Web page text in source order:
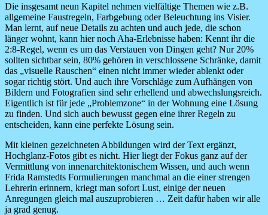
Die insgesamt neun Kapitel nehmen vielfältige Themen wie z.B.
allgemeine Faustregeln, Farbgebung oder Beleuchtung ins Visier.
Man lernt, auf neue Details zu achten und auch jede, die schon
länger wohnt, kann hier noch Aha-Erlebnisse haben: Kennt ihr die
2:8-Regel, wenn es um das Verstauen von Dingen geht? Nur 20%
sollten sichtbar sein, 80% gehören in verschlossene Schränke, damit
das „visuelle Rauschen“ einen nicht immer wieder ablenkt oder
sogar richtig stört. Und auch ihre Vorschläge zum Aufhängen von
Bildern und Fotografien sind sehr erhellend und abwechslungsreich.
Eigentlich ist für jede „Problemzone“ in der Wohnung eine Lösung
zu finden. Und sich auch bewusst gegen eine ihrer Regeln zu
entscheiden, kann eine perfekte Lösung sein.
Mit kleinen gezeichneten Abbildungen wird der Text ergänzt,
Hochglanz-Fotos gibt es nicht. Hier liegt der Fokus ganz auf der
Vermittlung von innenarchitektonischem Wissen, und auch wenn
Frida Ramstedts Formulierungen manchmal an die einer strengen
Lehrerin erinnern, kriegt man sofort Lust, einige der neuen
Anregungen gleich mal auszuprobieren … Zeit dafür haben wir alle
ja grad genug.